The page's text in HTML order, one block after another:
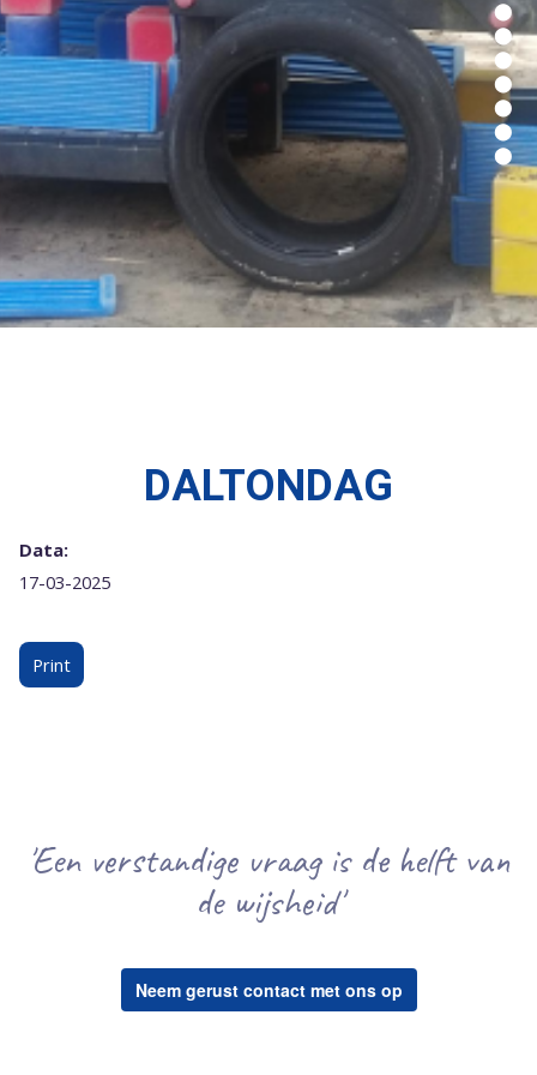
DALTONDAG
Data:
17-03-2025
Print
'Een verstandige vraag is de helft van
de wijsheid'
Neem gerust contact met ons op